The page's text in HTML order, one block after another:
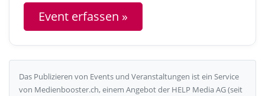
Das Publizieren von Events und Veranstaltungen ist ein Service
von Medienbooster.ch, einem Angebot der HELP Media AG (seit